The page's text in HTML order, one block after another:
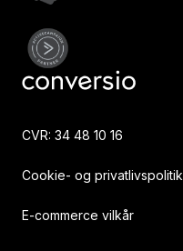
CVR: 34 48 10 16
Cookie- og privatlivspolitik
E-commerce vilkår